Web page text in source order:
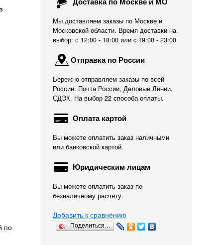
Мы доставляем заказы по Москве и
Московской области. Время доставки на
выбор: с 12:00 - 18:00 или c 19:00 - 23:00
Отправка по России
Бережно отправляем заказы по всей
России. Почта России, Деловые Линии,
СДЭК. На выбор 22 способа оплаты.
Оплата картой
Вы можете оплатить заказ наличными
или банковской картой.
Юридическим лицам
Вы можете оплатить заказ по
безналичному расчету.
Добавить к сравнению
Поделиться…
по